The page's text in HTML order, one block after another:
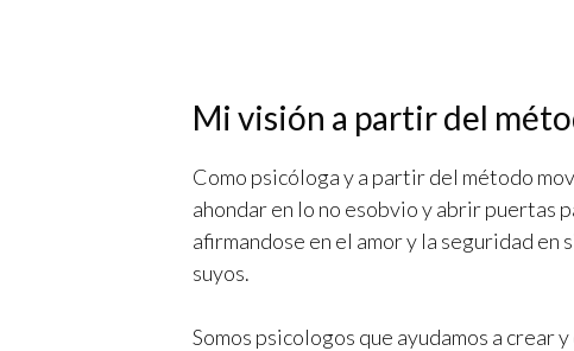
Mi visión a partir del
Como psicóloga y a partir del método
ahondar en lo no esobvio y abrir puertas
afirmandose en el amor y la seguridad en
suyos.
Somos psicologos que ayudamos a crear